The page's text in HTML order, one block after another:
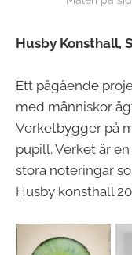
Husby Konsthall,
Ett pågående
med människor
Verketbygger på
pupill. Verket är
stora noteringar
Husby konsthall